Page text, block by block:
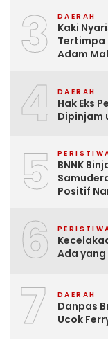
3 DAERAH
Kaki
Tertimpa
Adam
4 DAERAH
Hak Eks
Dipinjam
5
BNNK
Positif
6
Ada
7 DAERAH
Danpas
Ucok